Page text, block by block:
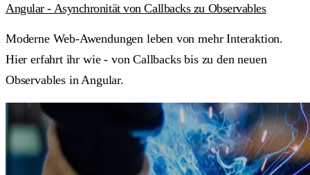
Angular - Asynchronität von Callbacks zu Observables
Moderne Web-Awendungen leben von mehr Interaktion.
Hier erfahrt ihr wie - von Callbacks bis zu den neuen
Observables in Angular.